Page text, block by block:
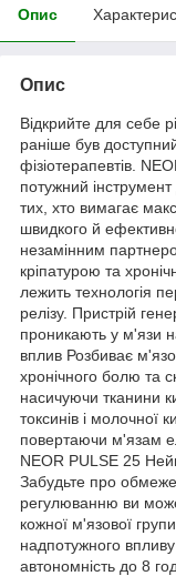
Опис
Опис
Відкрийте для себе
раніше був
фізіотерапевтів.
потужний інструмент
тих, хто вимагає
швидкого й
незамінним
кріпатурою та
лежить технологія
релізу. Пристрій
проникають у м'язи
вплив Розбиває
хронічного болю та
насичуючи тканини
токсинів і молочної
повертаючи м'язам
NEOR PULSE 25
Забудьте про
регулюванню ви
кожної м'язової
надпотужного
автономність до 8